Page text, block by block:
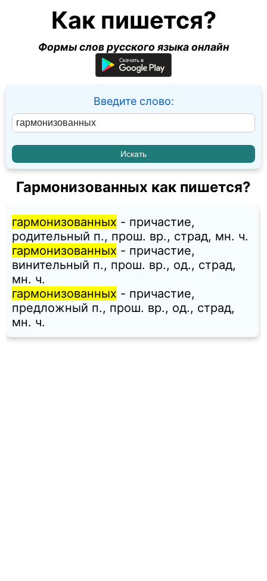
Как пишется?
Формы слов русского языка онлайн
Введите слово:
Гармонизованных как пишется?
гармонизованных - причастие,
родительный п., прош. вр., страд, мн. ч.
гармонизованных - причастие,
винительный п., прош. вр., од., страд,
мн. ч.
гармонизованных - причастие,
предложный п., прош. вр., од., страд,
мн. ч.